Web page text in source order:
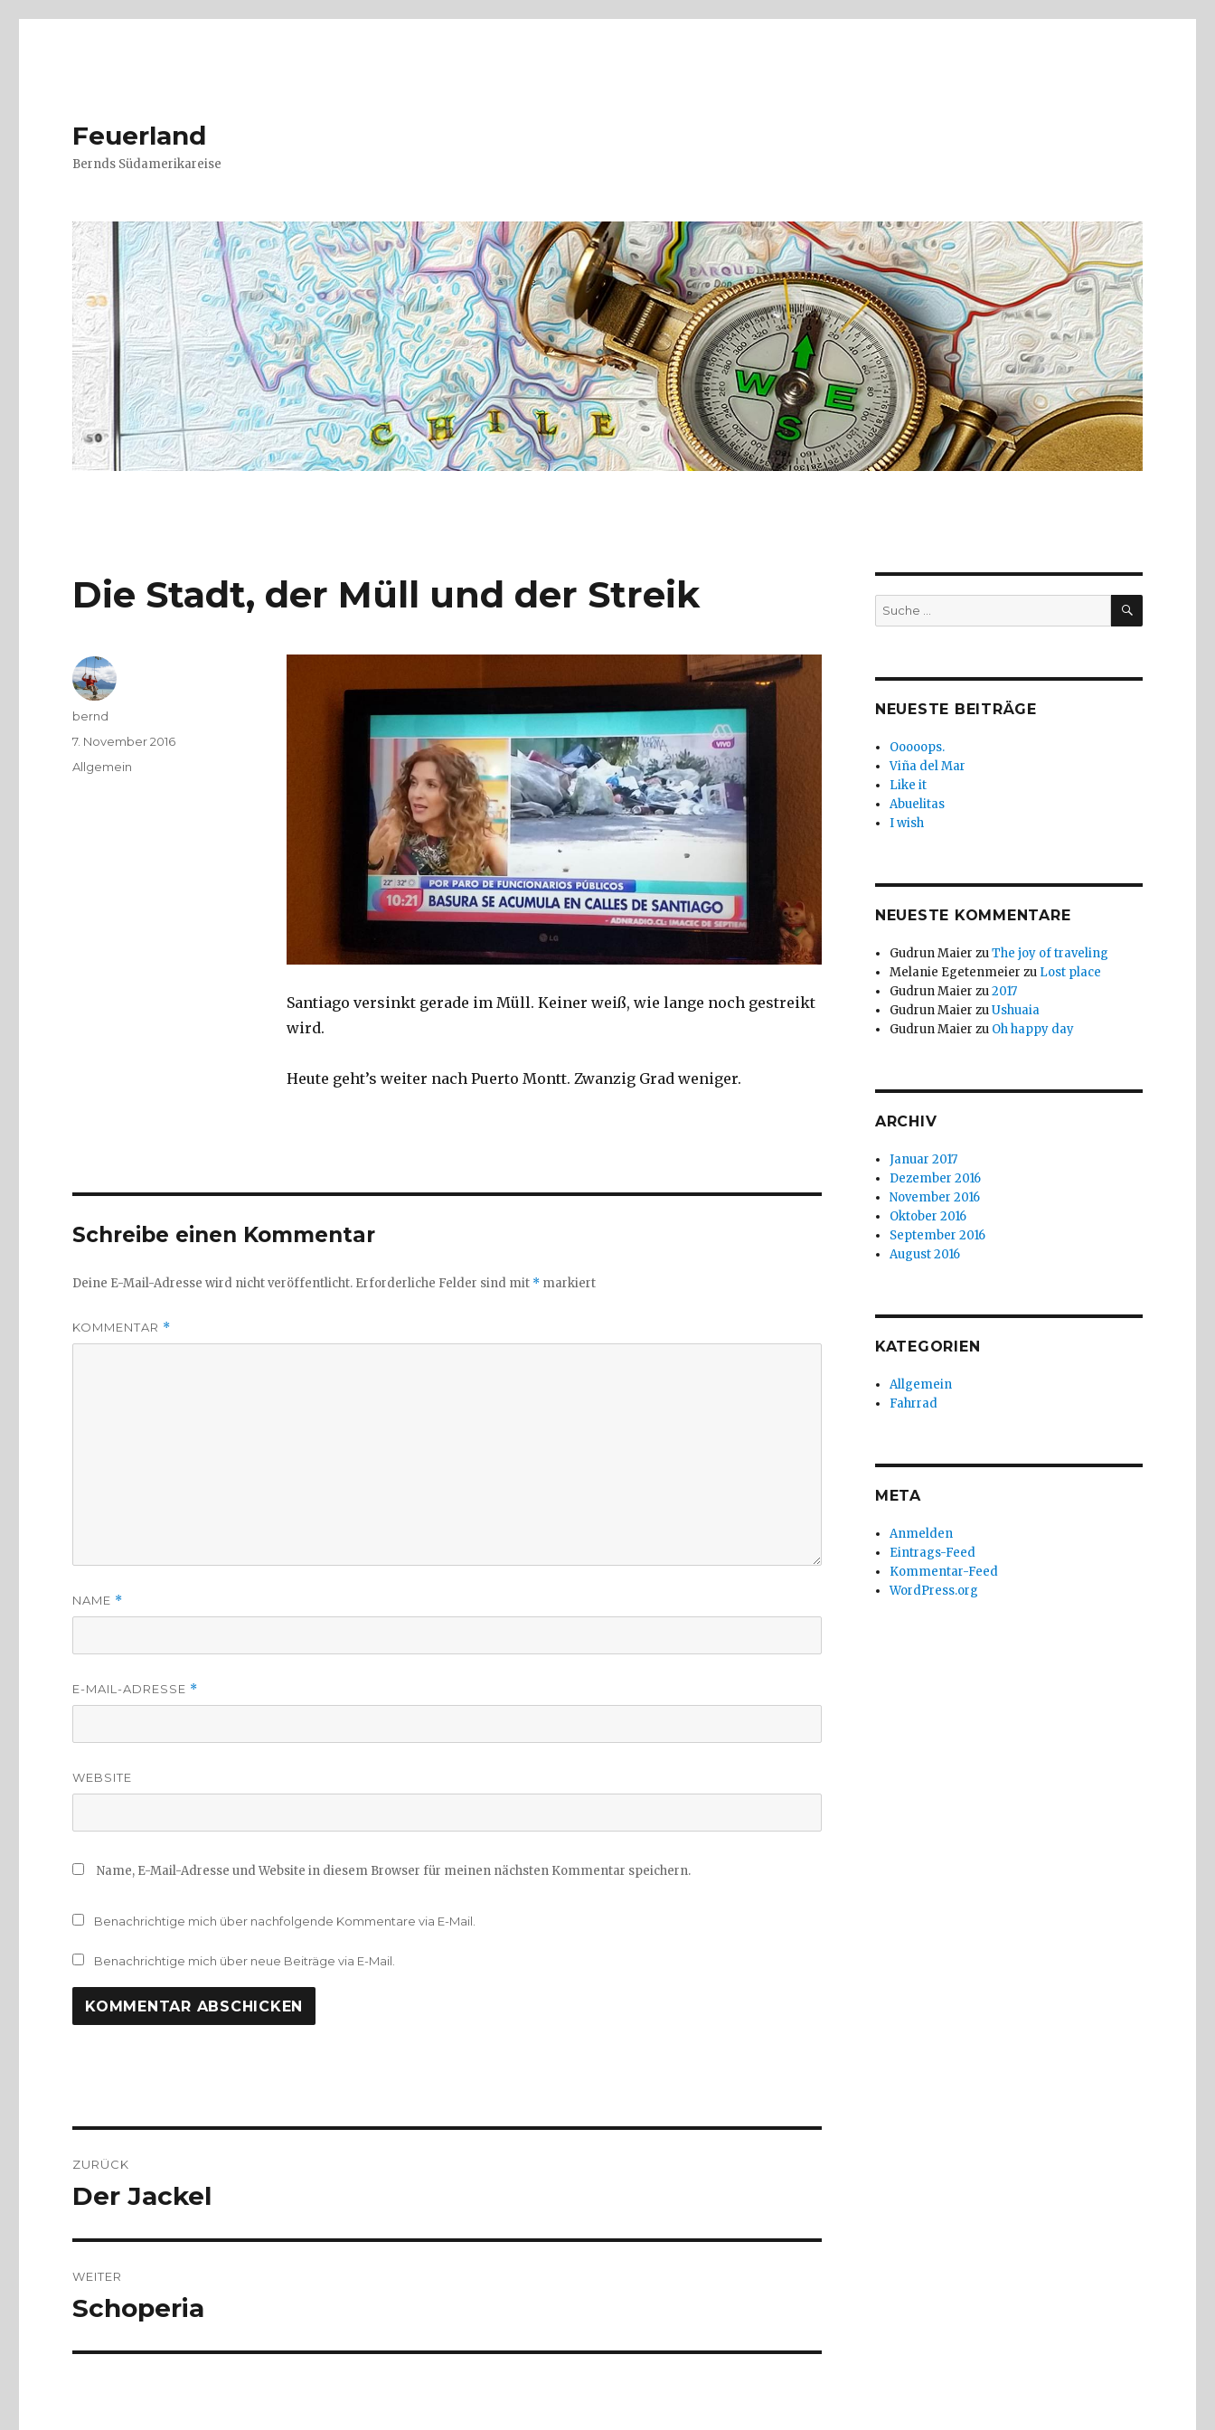
Feuerland
Bernds Südamerikareise
Die Stadt, der Müll und der Streik
Santiago versinkt gerade im Müll. Keiner weiß, wie lange noch gestreikt
wird.
Heute geht’s weiter nach Puerto Montt. Zwanzig Grad weniger.
Autor
bernd
Veröffentlicht
am
7. November 2016
Kategorien
Allgemein
Schreibe einen Kommentar
Deine E-Mail-Adresse wird nicht veröffentlicht. Erforderliche Felder sind mit * markiert
KOMMENTAR *
NAME *
E-MAIL-ADRESSE *
WEBSITE
Name, E-Mail-Adresse und Website in diesem Browser für meinen nächsten Kommentar speichern.
Benachrichtige mich über nachfolgende Kommentare via E-Mail.
Benachrichtige mich über neue Beiträge via E-Mail.
ZURÜCK
Vorheriger
Der Jackel
WEITER
Nächster
Schoperia
Suche
nach:
SUCHE
NEUESTE BEITRÄGE
Ooooops.
Viña del Mar
Like it
Abuelitas
I wish
NEUESTE KOMMENTARE
Gudrun Maier zuThe joy of traveling
Melanie Egetenmeier zu Lost place
Gudrun Maier zu2017
Gudrun Maier zuUshuaia
Gudrun Maier zu Oh happy day
ARCHIV
Januar 2017
Dezember 2016
November 2016
Oktober 2016
September 2016
August 2016
KATEGORIEN
Allgemein
Fahrrad
META
Anmelden
Eintrags-Feed
Kommentar-Feed
WordPress.org